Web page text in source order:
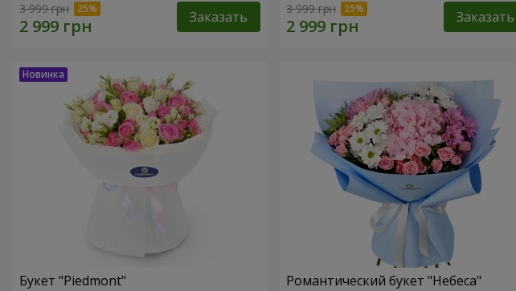
3 999 грн Заказать 3 999 грн Заказать
Букет "Piedmont" Романтический букет "Небеса"